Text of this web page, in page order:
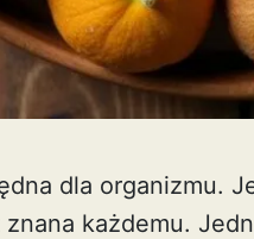
dla organizmu.
każdemu.